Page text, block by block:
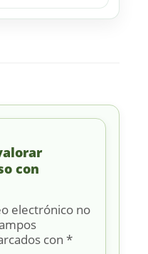
con
electrónico no
con *